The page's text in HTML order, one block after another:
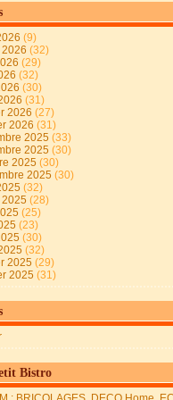
(9)
(32)
(29)
(32)
(30)
(31)
2026 (27)
2026 (31)
2025 (33)
2025 (30)
2025 (30)
2025 (30)
(32)
(28)
(25)
(23)
(30)
(32)
2025 (29)
2025 (31)
Bistro